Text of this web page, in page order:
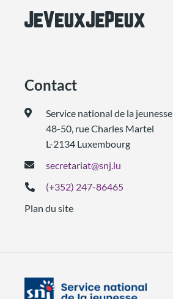
Contact
Service national de la jeunesse
48-50, rue Charles Martel
L-2134 Luxembourg
secretariat@snj.lu
(+352) 247-86465
Plan du site